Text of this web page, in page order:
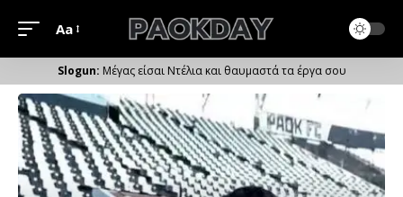
Μέγεθος
Γραμματοσειράς
Aa
Μέγας είσαι Ντέλια και θαυμαστά τα έργα σου